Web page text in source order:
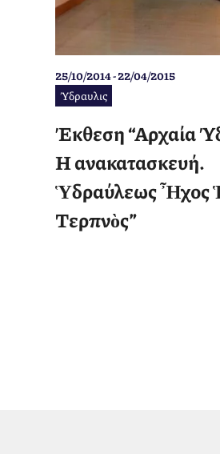
25/10/2014 - 22/04/2015
Ύδραυλις
Έκθεση “Αρχαία
Η ανακατασκευή.
Ὑδραύλεως Ἦχος
Τερπνὸς”